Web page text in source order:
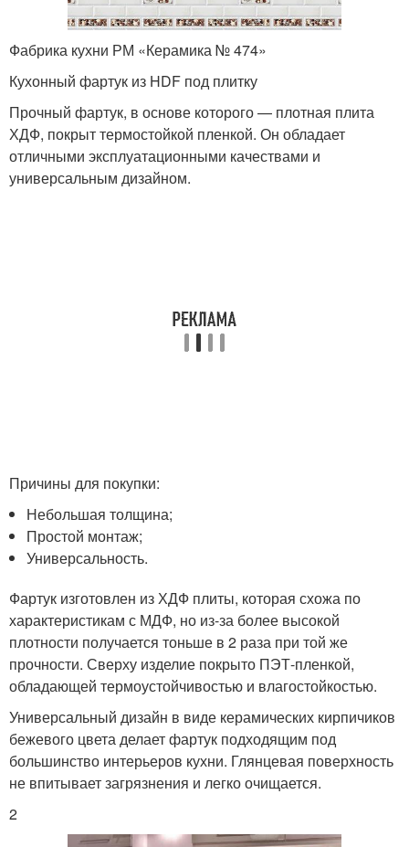
Фабрика кухни РМ «Керамика № 474»
Кухонный фартук из HDF под плитку
Прочный фартук, в основе которого — плотная плита
ХДФ, покрыт термостойкой пленкой. Он обладает
отличными эксплуатационными качествами и
универсальным дизайном.
Причины для покупки:
Небольшая толщина;
Простой монтаж;
Универсальность.
Фартук изготовлен из ХДФ плиты, которая схожа по
характеристикам с МДФ, но из-за более высокой
плотности получается тоньше в 2 раза при той же
прочности. Сверху изделие покрыто ПЭТ-пленкой,
обладающей термоустойчивостью и влагостойкостью.
Универсальный дизайн в виде керамических кирпичиков
бежевого цвета делает фартук подходящим под
большинство интерьеров кухни. Глянцевая поверхность
не впитывает загрязнения и легко очищается.
2